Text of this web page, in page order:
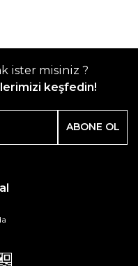
ister misiniz ?
keşfedin!
ABONE OL